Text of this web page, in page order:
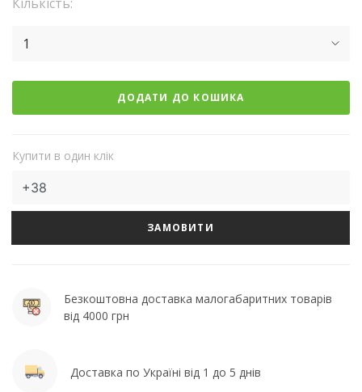
1
ДОДАТИ ДО КОШИКА
Купити в один клік
ЗАМОВИТИ
Безкоштовна доставка малогабаритних товарів
від 4000 грн
Доставка по Україні від 1 до 5 днів